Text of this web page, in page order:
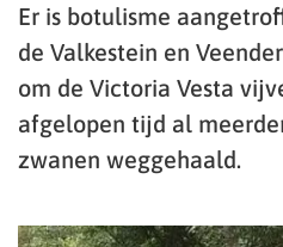
Er is botulisme
de Valkestein en
om de Victoria Vesta
afgelopen tijd al
zwanen weggehaald.